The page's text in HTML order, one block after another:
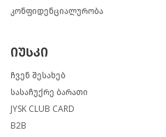
კონფიდენციალურობა
იუსკი
ჩვენ შესახებ
სასაჩუქრე ბარათი
JYSK CLUB CARD
B2B